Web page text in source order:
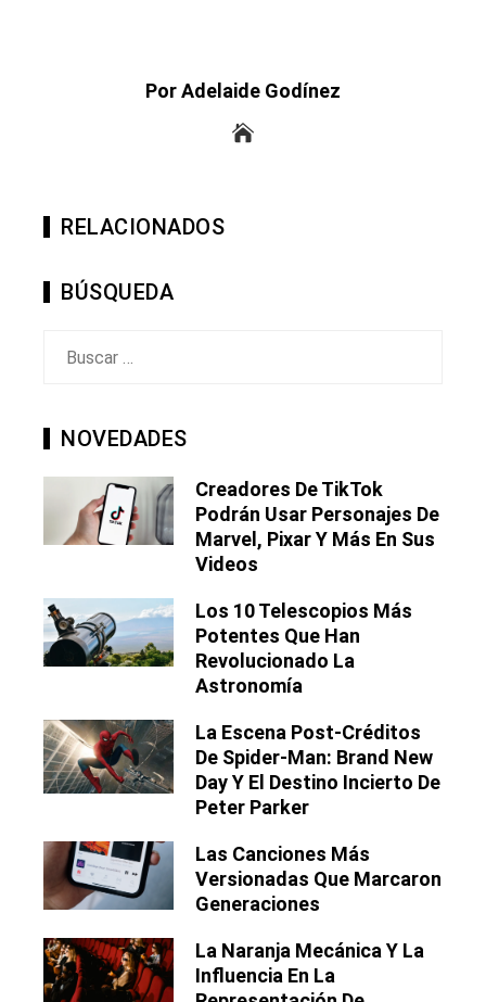
Por Adelaide Godínez
RELACIONADOS
BÚSQUEDA
NOVEDADES
Creadores De TikTok
Podrán Usar Personajes De
Marvel, Pixar Y Más En Sus
Videos
Los 10 Telescopios Más
Potentes Que Han
Revolucionado La
Astronomía
La Escena Post-Créditos
De Spider-Man: Brand New
Day Y El Destino Incierto De
Peter Parker
Las Canciones Más
Versionadas Que Marcaron
Generaciones
La Naranja Mecánica Y La
Influencia En La